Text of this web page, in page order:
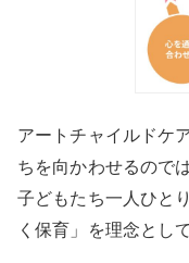
アートチャイルドケ
ちを向かわせるので
子どもたち一人ひと
く保育」を理念とし